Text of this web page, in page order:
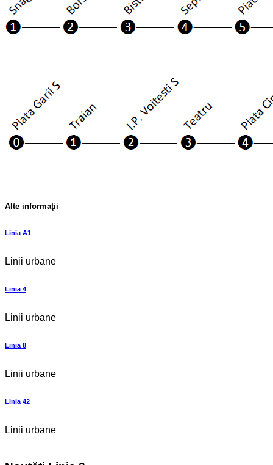
Alte informaţii
Linia A1
Linii urbane
Linia 4
Linii urbane
Linia 8
Linii urbane
Linia 42
Linii urbane